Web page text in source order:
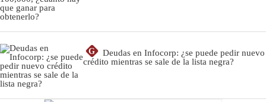
G
Deudas en Infocorp: ¿se puede pedir nuevo
crédito mientras se sale de la lista negra?